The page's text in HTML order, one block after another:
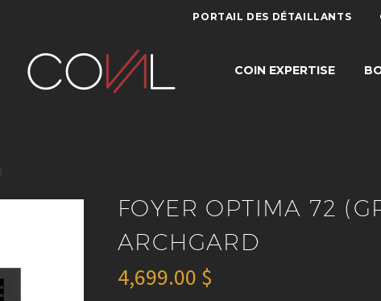
PORTAIL DES DÉTAILLANTS
COIN EXPERTISE
72 (GP) –
FOYER OPTIMA 72
ARCHGARD
4,699.00 $